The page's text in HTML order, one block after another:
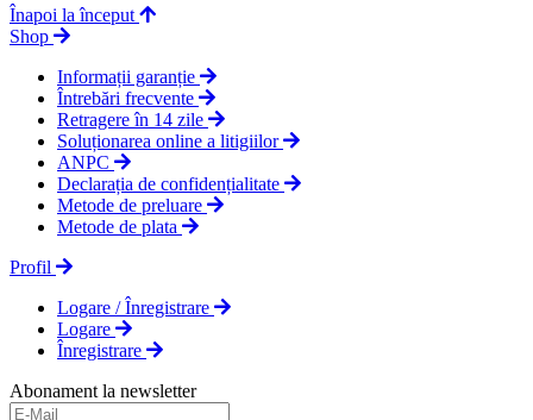
Înapoi la început
Shop
Informații garanție
Întrebări frecvente
Retragere în 14 zile
Soluționarea online a litigiilor
ANPC
Declarația de confidențialitate
Metode de preluare
Metode de plata
Profil
Logare / Înregistrare
Logare
Înregistrare
Abonament la newsletter